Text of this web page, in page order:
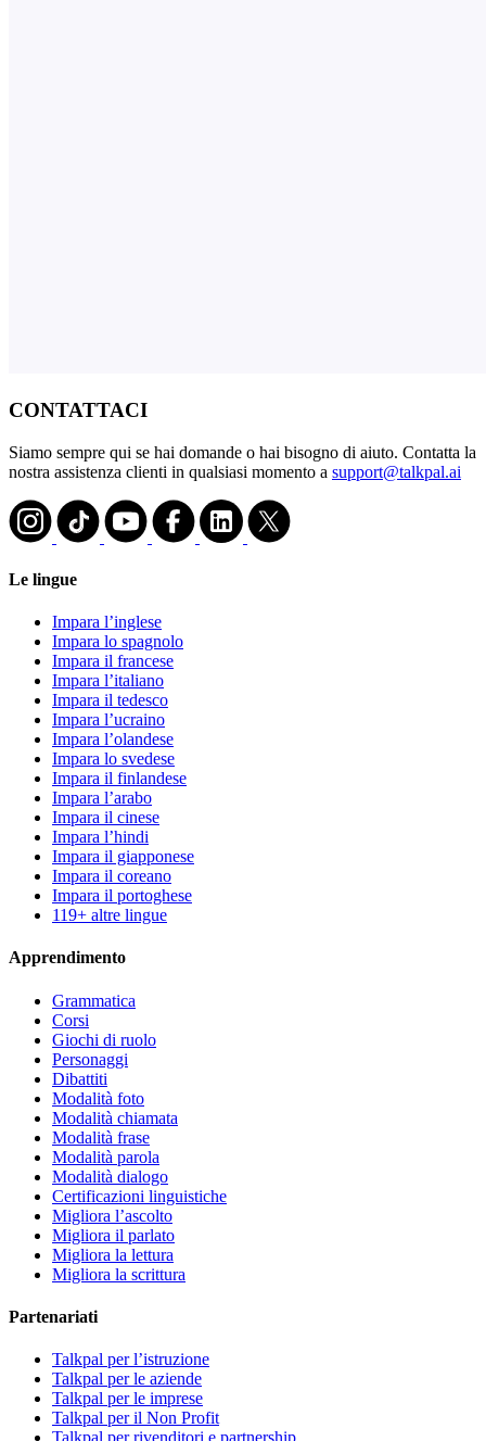
CONTATTACI
Siamo sempre qui se hai domande o hai bisogno di aiuto. Contatta la
nostra assistenza clienti in qualsiasi momento a support@talkpal.ai
Le lingue
Impara l’inglese
Impara lo spagnolo
Impara il francese
Impara l’italiano
Impara il tedesco
Impara l’ucraino
Impara l’olandese
Impara lo svedese
Impara il finlandese
Impara l’arabo
Impara il cinese
Impara l’hindi
Impara il giapponese
Impara il coreano
Impara il portoghese
119+ altre lingue
Apprendimento
Grammatica
Corsi
Giochi di ruolo
Personaggi
Dibattiti
Modalità foto
Modalità chiamata
Modalità frase
Modalità parola
Modalità dialogo
Certificazioni linguistiche
Migliora l’ascolto
Migliora il parlato
Migliora la lettura
Migliora la scrittura
Partenariati
Talkpal per l’istruzione
Talkpal per le aziende
Talkpal per le imprese
Talkpal per il Non Profit
Talkpal per rivenditori e partnership